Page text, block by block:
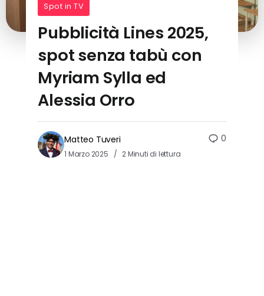
Spot in TV
Pubblicità Lines 2025,
spot senza tabù con
Myriam Sylla ed
Alessia Orro
Matteo Tuveri
1 Marzo 2025 2 Minuti di lettura
0